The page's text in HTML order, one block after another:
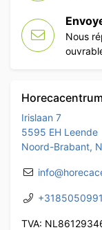
Nous
Irislaan 7
5595 EH Leende
Noord-Brabant,
TVA: